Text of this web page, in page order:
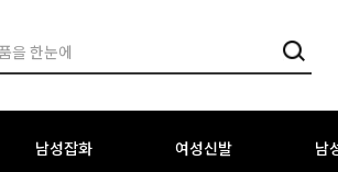
남성잡화 여성신발 남